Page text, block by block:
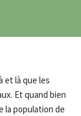
et là que les
Et quand bien
la population de